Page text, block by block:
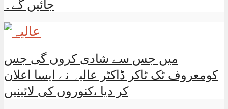
جائیں گے۔
میں جس سے شادی کروں گی جس
کومعروف ٹک ٹاکر ڈاکٹر عالیہ نے ایسا اعلان
کر دیا ،کنوروں کی لائینیں